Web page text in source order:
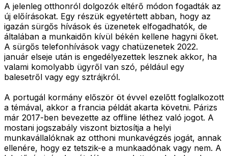
A jelenleg otthonról dolgozók eltérő módon fogadták az
új előírásokat. Egy részük egyetértett abban, hogy az
igazán sürgős hívások és üzenetek elfogadhatók, de
általában a munkaidőn kívül békén kellene hagyni őket.
A sürgős telefonhívások vagy chatüzenetek 2022.
január elseje után is engedélyezettek lesznek akkor, ha
valami komolyabb ügyről van szó, például egy
balesetről vagy egy sztrájkról.
A portugál kormány először öt évvel ezelőtt foglalkozott
a témával, akkor a francia példát akarta követni. Párizs
már 2017-ben bevezette az offline léthez való jogot. A
mostani jogszabály viszont biztosítja a helyi
munkavállalóknak az otthoni munkavégzés jogát, annak
ellenére, hogy ez tetszik-e a munkaadónak vagy nem. A